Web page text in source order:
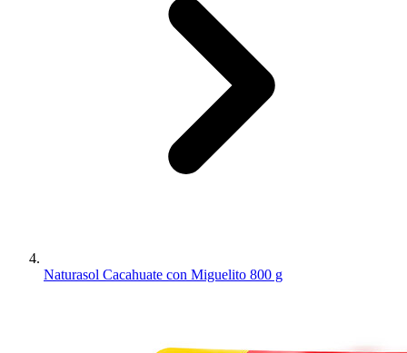
Naturasol Cacahuate con Miguelito 800 g